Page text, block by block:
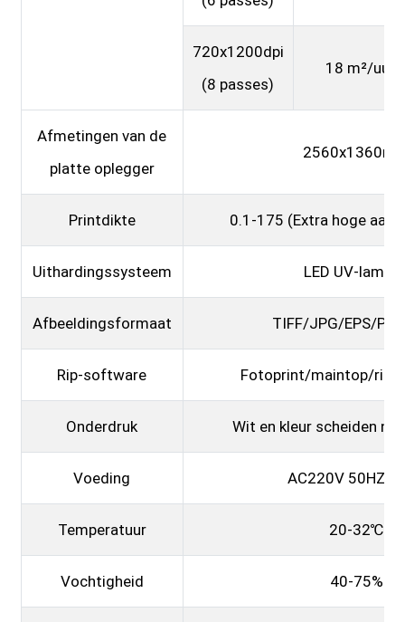
720x1200dpi
(8 passes)
18 m²/uur
Afmetingen van de
platte oplegger
Printdikte 0.1-175 (Extra hoge
Uithardingssysteem LED UV-
Afbeeldingsformaat TIFF/JPG/EPS/
Rip-software Fotoprint/maintop/riin
Onderdruk Wit en kleur scheiden
Voeding AC220V
Temperatuur 20-32℃
Vochtigheid 40-75%